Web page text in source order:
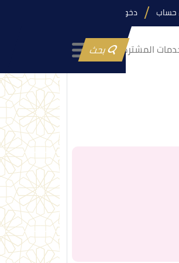
دخول حساب
المشتركينبحث